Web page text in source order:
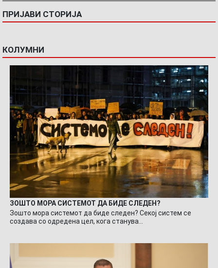
ПРИЈАВИ СТОРИЈА
КОЛУМНИ
ЗОШТО МОРА СИСТЕМОТ ДА БИДЕ СЛЕДЕН?
Зошто мора системот да биде следен? Секој систем се
создава со одредена цел, кога станува…